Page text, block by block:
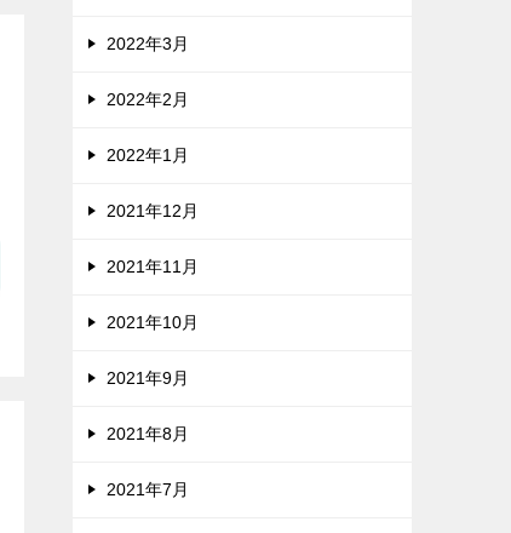
2022年3月
2022年2月
2022年1月
2021年12月
2021年11月
2021年10月
2021年9月
2021年8月
2021年7月